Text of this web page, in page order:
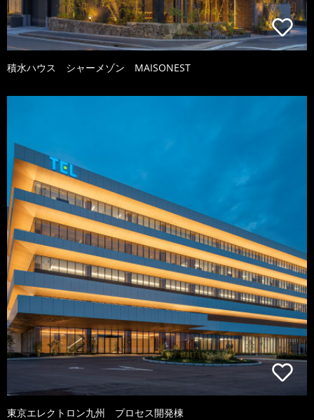
積水ハウス シャーメゾン MAISONEST
東京エレクトロン九州 プロセス開発棟